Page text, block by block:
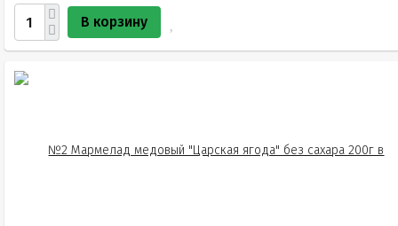
В корзину